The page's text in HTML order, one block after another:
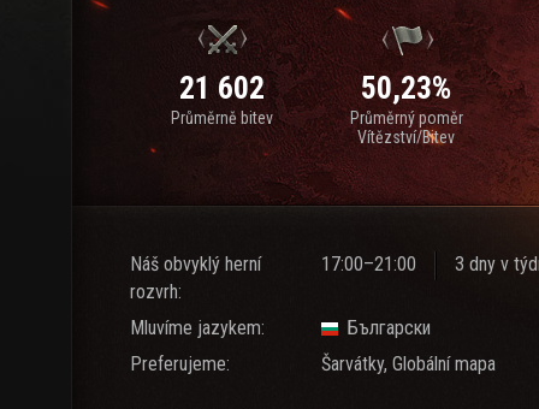
21 602
Průměrně bitev
50,23%
Průměrný poměr
Vítězství/Bitev
Náš obvyklý herní
rozvrh:
17:00–21:00 3 dny v
Mluvíme jazykem:
Български
Preferujeme:
Šarvátky, Globální mapa